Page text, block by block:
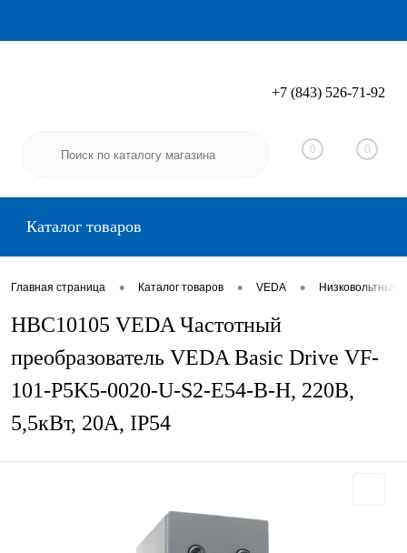
Вход Регистрация
+7 (843) 526-71-92
0 0
Каталог товаров
Главная страница • Каталог товаров • VEDA •
HBC10105 VEDA Частотный
преобразователь VEDA Basic Drive VF-
101-P5K5-0020-U-S2-E54-B-H, 220В,
5,5кВт, 20А, IP54